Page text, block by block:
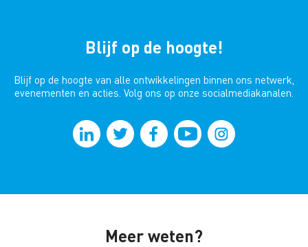
Blijf op de hoogte!
Blijf op de hoogte van alle ontwikkelingen binnen ons netwerk,
evenementen en acties. Volg ons op onze socialmediakanalen.
Meer weten?